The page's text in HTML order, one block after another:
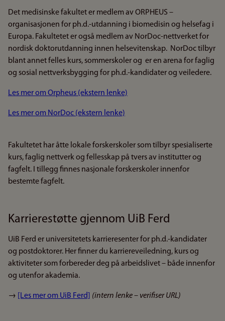
Det medisinske fakultet er medlem av ORPHEUS –
organisasjonen for ph.d.-utdanning i biomedisin og helsefag i
Europa. Fakultetet er også medlem av NorDoc-nettverket for
nordisk doktorutdanning innen helsevitenskap. NorDoc tilbyr
blant annet felles kurs, sommerskoler og er en arena for faglig
og sosial nettverksbygging for ph.d.-kandidater og veiledere.
Les mer om Orpheus (ekstern lenke)
Les mer om NorDoc (ekstern lenke)
Fakultetet har åtte lokale forskerskoler som tilbyr spesialiserte
kurs, faglig nettverk og fellesskap på tvers av institutter og
fagfelt. I tillegg finnes nasjonale forskerskoler innenfor
bestemte fagfelt.
Karrierestøtte gjennom UiB Ferd
UiB Ferd er universitetets karrieresenter for ph.d.-kandidater
og postdoktorer. Her finner du karriereveiledning, kurs og
aktiviteter som forbereder deg på arbeidslivet – både innenfor
og utenfor akademia.
→ [Les mer om UiB Ferd] (intern lenke – verifiser URL)